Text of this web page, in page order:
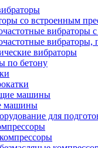
со встроенным
вибраторы
вибраторы,
вибраторы
по бетону
машины
машины
для